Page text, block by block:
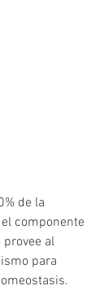
de la
componente
al
para